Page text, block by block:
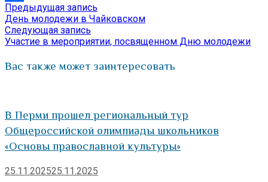
Отправить
Навигация
по
записям
Предыдущая запись
запись:
День молодежи в Чайковском
Следующая запись
запись:
Участие в мероприятии, посвященном Дню молодежи
Вас также может заинтересовать
В Перми прошел региональный тур
Общероссийской олимпиады школьников
«Основы православной культуры»
25.11.202525.11.2025